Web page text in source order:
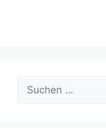
nach: